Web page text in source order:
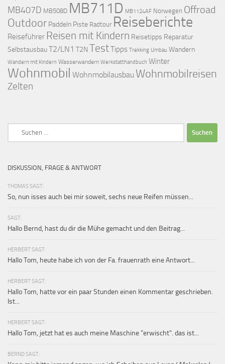
MB407D MB508D MB711D MB1124AF Norwegen Offroad
Outdoor Paddeln Piste Radtour Reiseberichte
Reiseführer Reisen mit Kindern Reisetipps Reparatur
SelbstausbauT2/LN1 T2N TestTipps Trekking Umbau Wandern
Wandern mit Kindern Wasserwandern Werkstatthandbuch Winter
Wohnmobil Wohnmobilausbau Wohnmobilreisen
Zelten
DISKUSSION, FRAGE & ANTWORT
THOMAS SAGT:
So, nun isses auch bei mir soweit, sechs neue Reifen müssen...
SAGT:
Hallo Bernd, hast du dir die Mühe gemacht und den Beitrag...
HERBERT SAGT:
Hallo Tom, heute habe ich von der Fa. frauenrath eine Antwort...
HERBERT SAGT:
Hallo Tom, hatte vor ein paar Stunden einen Kommentar geschrieben.
Ist...
HERBERT SAGT:
Hallo Tom, jetzt hat es auch meine Maschine "erwischt". das ist...
BERND SAGT: